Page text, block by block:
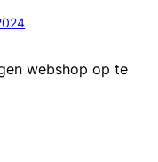
webshop op te